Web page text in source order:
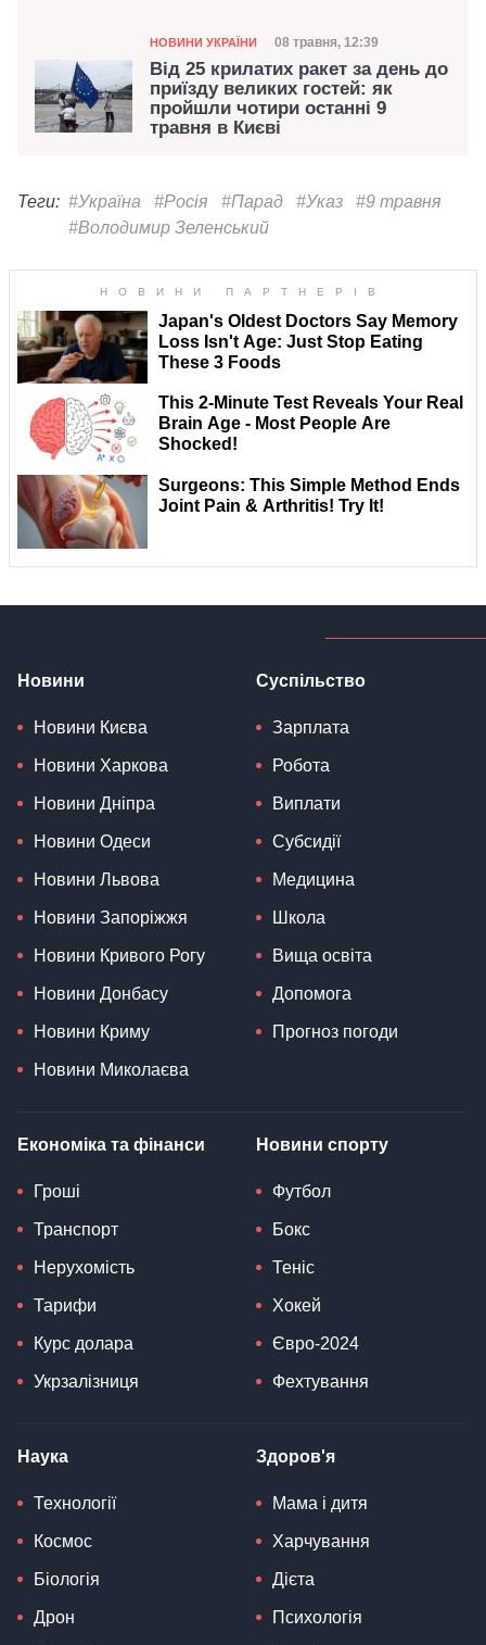
Категорія
НОВИНИ УКРАЇНИ Дата публікації
08 травня, 12:39
Від 25 крилатих ракет за день до
приїзду великих гостей: як
пройшли чотири останні 9
травня в Києві
Теги: #Україна #Росія #Парад #Указ
#9 травня
#Володимир Зеленський
Новини
Новини Києва
Новини Харкова
Новини Дніпра
Новини Одеси
Новини Львова
Новини Запоріжжя
Новини Кривого Рогу
Новини Донбасу
Новини Криму
Новини Миколаєва
Суспільство
Зарплата
Робота
Виплати
Субсидії
Медицина
Школа
Вища освіта
Допомога
Прогноз погоди
Економіка та фінанси
Гроші
Транспорт
Нерухомість
Тарифи
Курс долара
Укрзалізниця
Новини спорту
Футбол
Бокс
Теніс
Хокей
Євро-2024
Фехтування
Наука
Технології
Космос
Біологія
Дрон
Здоров'я
Мама і дитя
Харчування
Дієта
Психологія